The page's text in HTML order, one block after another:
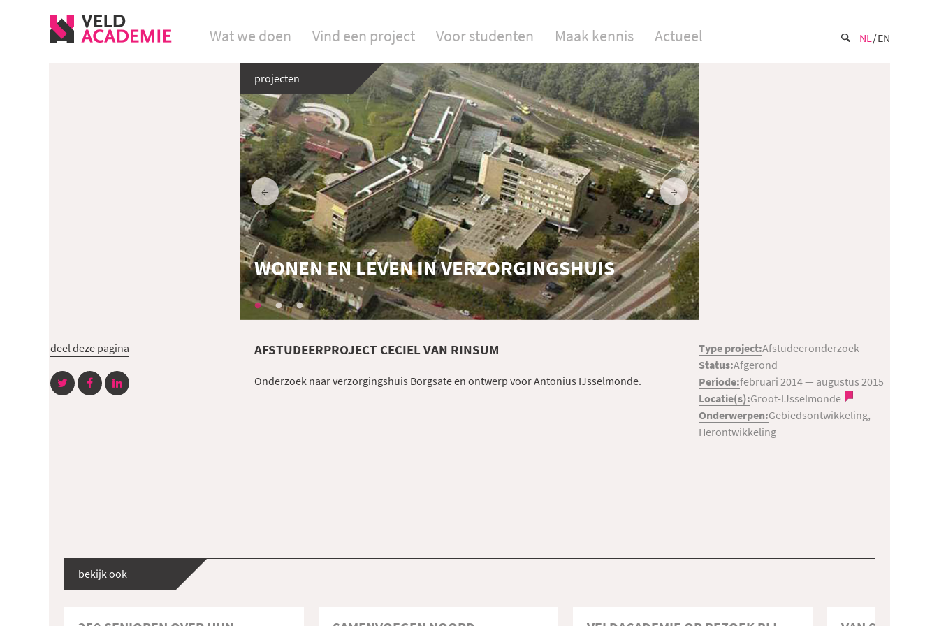
NL EN
Wat we doen Vind een project Voor studenten Maak kennis Actueel
projecten
WONEN EN LEVEN IN VERZORGINGSHUIS
deel deze pagina Type project:Afstudeeronderzoek
Status:Afgerond
Periode:februari 2014— augustus 2015
Locatie(s):Groot-IJsselmonde
Onderwerpen:Gebiedsontwikkeling,
Herontwikkeling
AFSTUDEERPROJECT CECIEL VAN RINSUM
Onderzoek naar verzorgingshuis Borgsate en ontwerp voor Antonius IJsselmonde.
bekijk ook